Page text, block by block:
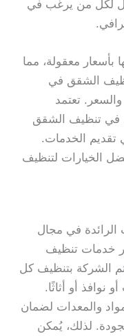
لكل من يرغب في
بأسعار معقولة، مما
الشقق في
تعتمد
في تنظيف الشقق
تقديم الخدمات.
الخيارات لتنظيف
الرائدة في مجال
خدمات تنظيف
الشركة بتنظيف كل
نوافذ أو أثاثًا.
والمعدات لضمان
لذلك، يُمكن